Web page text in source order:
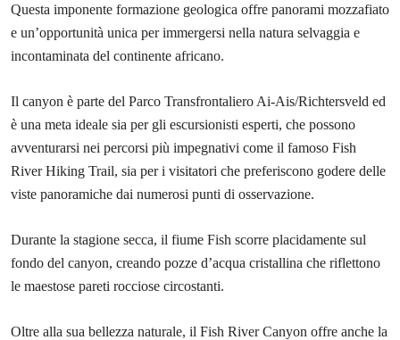
Questa imponente formazione geologica offre panorami mozzafiato
e un’opportunità unica per immergersi nella natura selvaggia e
incontaminata del continente africano.
Il canyon è parte del Parco Transfrontaliero Ai-Ais/Richtersveld ed
è una meta ideale sia per gli escursionisti esperti, che possono
avventurarsi nei percorsi più impegnativi come il famoso Fish
River Hiking Trail, sia per i visitatori che preferiscono godere delle
viste panoramiche dai numerosi punti di osservazione.
Durante la stagione secca, il fiume Fish scorre placidamente sul
fondo del canyon, creando pozze d’acqua cristallina che riflettono
le maestose pareti rocciose circostanti.
Oltre alla sua bellezza naturale, il Fish River Canyon offre anche la